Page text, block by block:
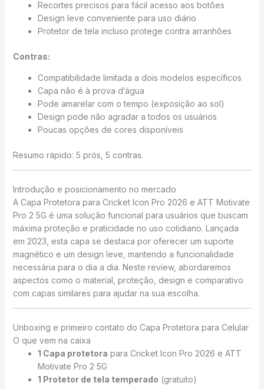
Recortes precisos para fácil acesso aos botões
Design leve conveniente para uso diário
Protetor de tela incluso protege contra arranhões
Contras:
Compatibilidade limitada a dois modelos específicos
Capa não é à prova d’água
Pode amarelar com o tempo (exposição ao sol)
Design pode não agradar a todos os usuários
Poucas opções de cores disponíveis
Resumo rápido: 5 prós, 5 contras.
Introdução e posicionamento no mercado
A Capa Protetora para Cricket Icon Pro 2026 e ATT Motivate
Pro 2 5G é uma solução funcional para usuários que buscam
máxima proteção e praticidade no uso cotidiano. Lançada
em 2023, esta capa se destaca por oferecer um suporte
magnético e um design leve, mantendo a funcionalidade
necessária para o dia a dia. Neste review, abordaremos
aspectos como o material, proteção, design e comparativo
com capas similares para ajudar na sua escolha.
Unboxing e primeiro contato do Capa Protetora para Celular
O que vem na caixa
1 Capa protetora para Cricket Icon Pro 2026 e ATT
Motivate Pro 2 5G
1 Protetor de tela temperado (gratuito)